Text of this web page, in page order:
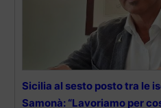
Sicilia al sesto posto tra le
Samonà: “Lavoriamo per